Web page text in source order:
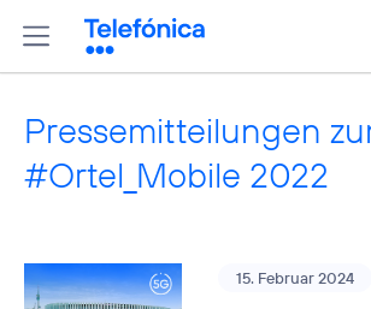
Pressemitteilungen
#Ortel_Mobile 2022
15. Februar 2024